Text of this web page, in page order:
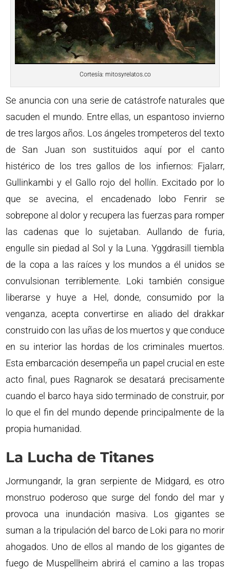
Cortesía: mitosyrelatos.co
Se anuncia con una serie de catástrofe naturales que
sacuden el mundo. Entre ellas, un espantoso invierno
de tres largos años. Los ángeles trompeteros del texto
de San Juan son sustituidos aquí por el canto
histérico de los tres gallos de los infiernos: Fjalarr,
Gullinkambi y el Gallo rojo del hollín. Excitado por lo
que se avecina, el encadenado lobo Fenrir se
sobrepone al dolor y recupera las fuerzas para romper
las cadenas que lo sujetaban. Aullando de furia,
engulle sin piedad al Sol y la Luna. Yggdrasill tiembla
de la copa a las raíces y los mundos a él unidos se
convulsionan terriblemente. Loki también consigue
liberarse y huye a Hel, donde, consumido por la
venganza, acepta convertirse en aliado del drakkar
construido con las uñas de los muertos y que conduce
en su interior las hordas de los criminales muertos.
Esta embarcación desempeña un papel crucial en este
acto final, pues Ragnarok se desatará precisamente
cuando el barco haya sido terminado de construir, por
lo que el fin del mundo depende principalmente de la
propia humanidad.
La Lucha de Titanes
Jormungandr, la gran serpiente de Midgard, es otro
monstruo poderoso que surge del fondo del mar y
provoca una inundación masiva. Los gigantes se
suman a la tripulación del barco de Loki para no morir
ahogados. Uno de ellos al mando de los gigantes de
fuego de Muspellheim abrirá el camino a las tropas